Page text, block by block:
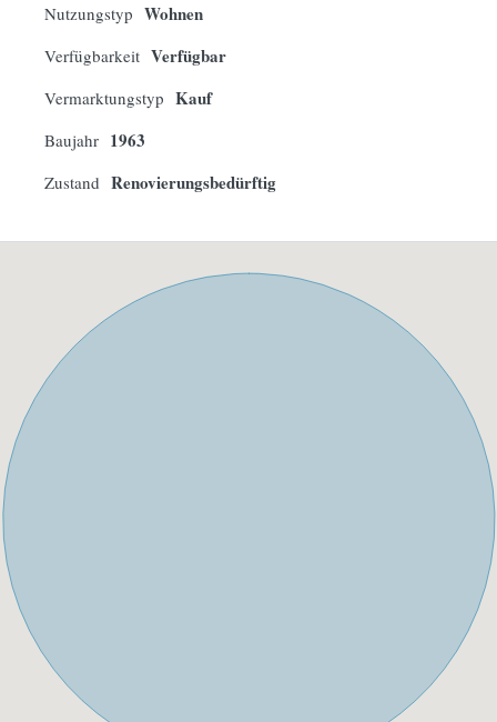
Nutzungstyp Wohnen
Verfügbarkeit Verfügbar
Vermarktungstyp Kauf
Baujahr 1963
Zustand Renovierungsbedürftig